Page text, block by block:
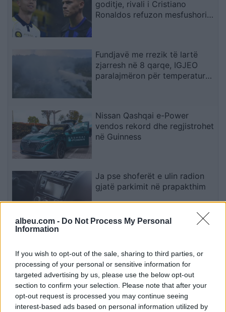
albeu.com - Do Not Process My Personal
Information
If you wish to opt-out of the sale, sharing to third parties, or
processing of your personal or sensitive information for
targeted advertising by us, please use the below opt-out
section to confirm your selection. Please note that after your
opt-out request is processed you may continue seeing
interest-based ads based on personal information utilized by
goditje, rivali i Cristiano
Ronaldos refuzon mesfushorin
Fundjavë me rrezik të lartë
zjarresh në 8 qarqe, IGJEO
paralajmëron për temperatura
Nissan Qashqai e-Power
vendos rekord dhe regjistrohet
në Guinness
Ja pse shoferët e ulin radion
gjatë parkimit në prapakthim
në aksidentin në Korenicë